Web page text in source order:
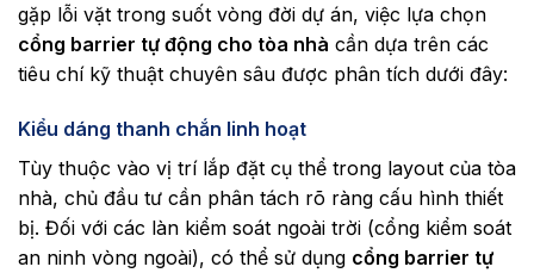
gặp lỗi vặt trong suốt vòng đời dự án, việc lựa chọn
cổng barrier tự động cho tòa nhà cần dựa trên các
tiêu chí kỹ thuật chuyên sâu được phân tích dưới đây:
Kiểu dáng thanh chắn linh hoạt
Tùy thuộc vào vị trí lắp đặt cụ thể trong layout của tòa
nhà, chủ đầu tư cần phân tách rõ ràng cấu hình thiết
bị. Đối với các làn kiểm soát ngoài trời (cổng kiểm soát
an ninh vòng ngoài), có thể sử dụng cổng barrier tự